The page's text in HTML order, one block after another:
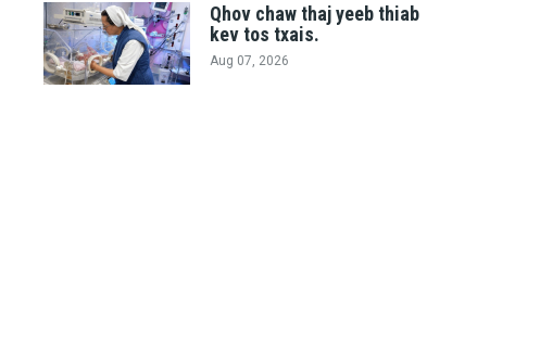
Qhov chaw thaj yeeb thiab
kev tos txais.
Aug 07, 2026